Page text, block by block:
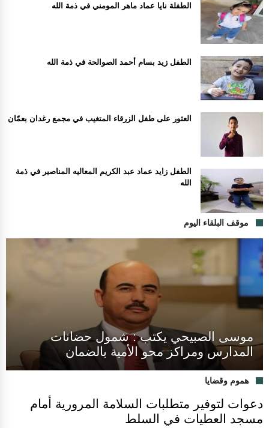
الطفلة نايا عماد ماهر المومني في ذمة الله
الطفل زيد بسام أحمد الصوالحة في ذمة الله
العثور على طفل الزرقاء المتغيب في مجمع رغدان بعمّان
الطفل زايد عماد عبد الكريم المعاليه المناصير في ذمة
الله
موقف البلقاء اليوم
موسى الصبيحي يكتب : شمول حضانات
المدارس ومراكز محو الأمية بالضمان
هموم وقضايا
دعوات لتوفير متطلبات السلامة المرورية أمام
مسجد العطيات في السلط